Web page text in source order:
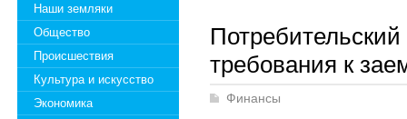
Наши земляки
Общество
Происшествия
Культура и искусство
Экономика
требования к
Финансы